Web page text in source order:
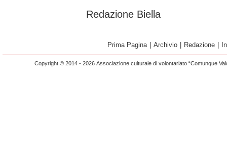
Redazione Biella
Prima Pagina Archivio Redazione
Copyright © 2014 - 2026 Associazione culturale di volontariato “Comunque